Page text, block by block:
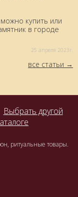
купить или
в городе
25 aпреля 2023г.
все статьи
Выбрать другой
ритуальные товары.